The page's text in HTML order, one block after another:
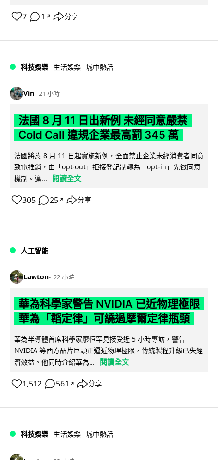
7 1 ↗ 分享
科技娛樂 生活娛樂 城中熱話
Vin 21 小時
法國 8 月 11 日出新例 未經同意嚴禁
Cold Call 違規企業最高罰 345 萬
法國將於 8 月 11 日起實施新例，全面禁止企業未經消費者同意
致電推銷，由「opt-out」拒接登記制轉為「opt-in」先徵同意
機制。違...
閱讀全文
305 25 ↗ 分享
人工智能
Lawton 22 小時
華為科學家警告 NVIDIA 已近物理極限
華為「韜定律」可繞過摩爾定律瓶頸
華為半導體首席科學家廖恒罕見接受近 5 小時專訪，警告
NVIDIA 等西方晶片巨頭正逼近物理極限，傳統製程升級已失經
濟效益。他同時介紹華為...
閱讀全文
1,512 561 ↗ 分享
科技娛樂 生活娛樂 城中熱話